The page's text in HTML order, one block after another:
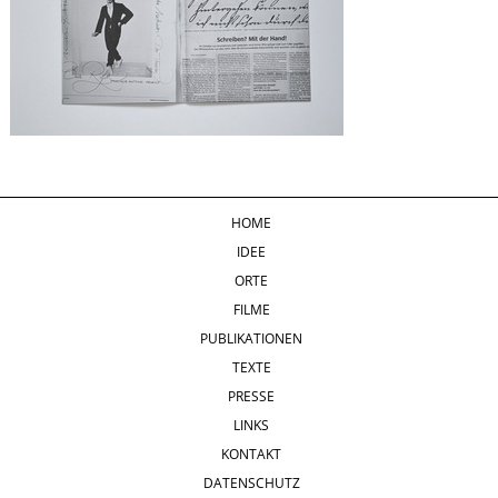
HOME
IDEE
ORTE
FILME
PUBLIKATIONEN
TEXTE
PRESSE
LINKS
KONTAKT
DATENSCHUTZ